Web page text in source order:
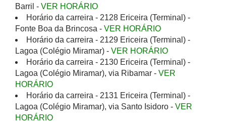
Barril - VER HORÁRIO
Horário da carreira - 2128 Ericeira (Terminal) -
Fonte Boa da Brincosa - VER HORÁRIO
Horário da carreira - 2129 Ericeira (Terminal) -
Lagoa (Colégio Miramar) - VER HORÁRIO
Horário da carreira - 2130 Ericeira (Terminal) -
Lagoa (Colégio Miramar), via Ribamar - VER
HORÁRIO
Horário da carreira - 2131 Ericeira (Terminal) -
Lagoa (Colégio Miramar), via Santo Isidoro - VER
HORÁRIO